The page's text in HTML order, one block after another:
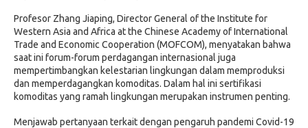
Profesor Zhang Jiaping, Director General of the Institute for
Western Asia and Africa at the Chinese Academy of International
Trade and Economic Cooperation (MOFCOM), menyatakan bahwa
saat ini forum-forum perdagangan internasional juga
mempertimbangkan kelestarian lingkungan dalam memproduksi
dan memperdagangkan komoditas. Dalam hal ini sertifikasi
komoditas yang ramah lingkungan merupakan instrumen penting.
Menjawab pertanyaan terkait dengan pengaruh pandemi Covid-19